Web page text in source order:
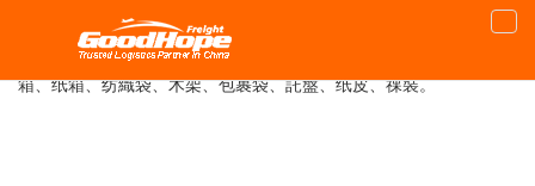
從中國出口貨物的包裝種類與相應的圖片，不同國際物流運輸如海
運整箱、拼箱、國際空運、DHL FedEx UPS EMS等對於不同產品
的包裝要求，最長的長度是多少，一箱重量限製，尺寸要求，木
箱、纸箱、纺織袋、木架、包裹袋、託盤、纸皮、祼裝。